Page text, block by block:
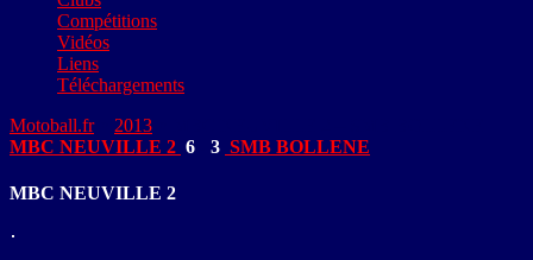
Compétitions
Vidéos
Liens
Téléchargements
Motoball.fr> 2013
MBC NEUVILLE 2 6 3 SMB BOLLENE
MBC NEUVILLE 2